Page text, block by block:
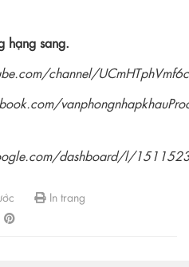
hạng sang.
channel/
dashboard/l/
In trang